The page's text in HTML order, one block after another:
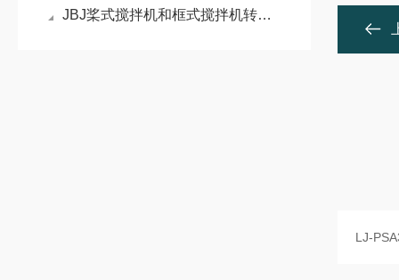
JBJ桨式搅拌机和框式搅拌机转速区别